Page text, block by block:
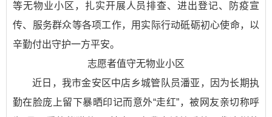
等无物业小区，扎实开展人员排查、进出登记、防疫宣
传、服务群众等各项工作，用实际行动砥砺初心使命，以
辛勤付出守护一方平安。
志愿者值守无物业小区
近日，我市金安区中店乡城管队员潘亚，因为长期执
勤在脸庞上留下暴晒印记而意外“走红”，被网友亲切称呼